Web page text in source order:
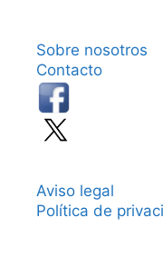
Sobre nosotros
Contacto
Aviso legal
Política de